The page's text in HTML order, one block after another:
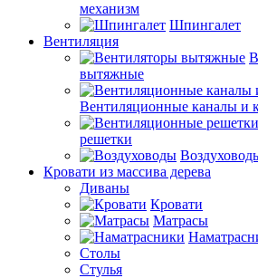
механизм
Шпингалет
Вентиляция
вытяжные
Вентиляционные каналы и
решетки
Кровати из массива дерева
Диваны
Кровати
Матрасы
Столы
Стулья